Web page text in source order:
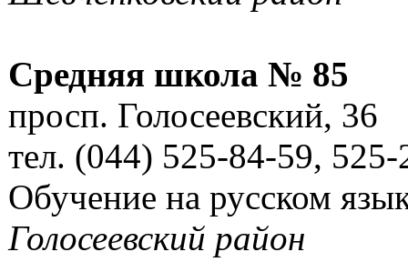
Средняя школа № 85
просп. Голосеевский, 36
тел. (044) 525-84-59, 525-
Обучение на русском
Голосеевский район